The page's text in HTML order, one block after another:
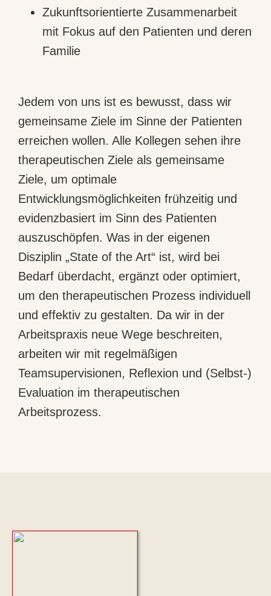
Zukunftsorientierte Zusammenarbeit
mit Fokus auf den Patienten und deren
Familie
Jedem von uns ist es bewusst, dass wir
gemeinsame Ziele im Sinne der Patienten
erreichen wollen. Alle Kollegen sehen ihre
therapeutischen Ziele als gemeinsame
Ziele, um optimale
Entwicklungsmöglichkeiten frühzeitig und
evidenzbasiert im Sinn des Patienten
auszuschöpfen. Was in der eigenen
Disziplin „State of the Art“ ist, wird bei
Bedarf überdacht, ergänzt oder optimiert,
um den therapeutischen Prozess individuell
und effektiv zu gestalten. Da wir in der
Arbeitspraxis neue Wege beschreiten,
arbeiten wir mit regelmäßigen
Teamsupervisionen, Reflexion und (Selbst-)
Evaluation im therapeutischen
Arbeitsprozess.